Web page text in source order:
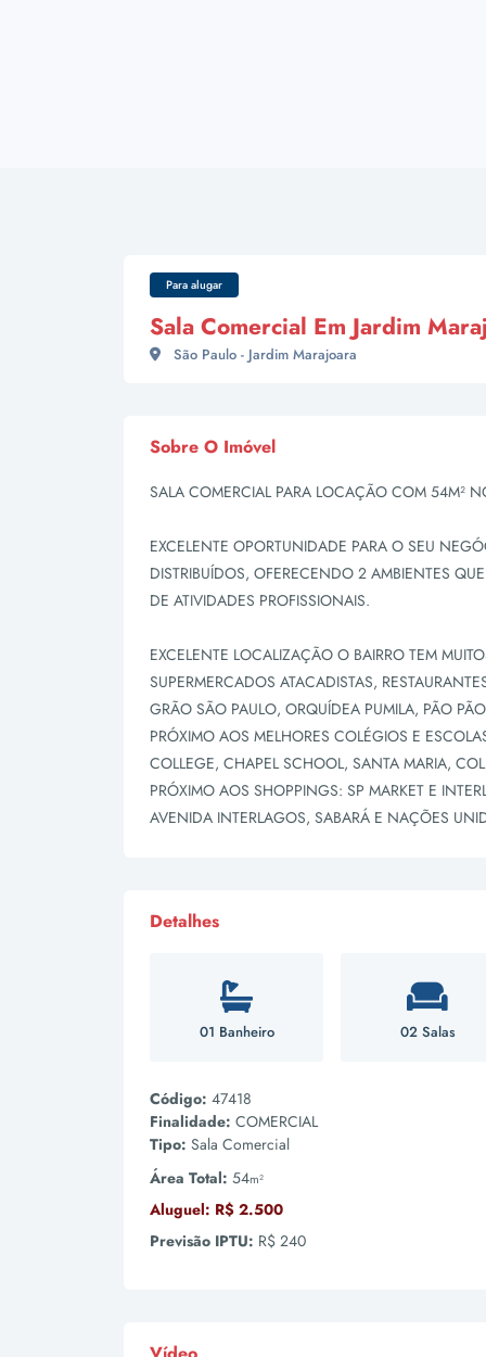
Para alugar
Sala Comercial Em Jardim
São Paulo - Jardim Marajoara
Sobre O Imóvel
SALA COMERCIAL PARA LOCAÇÃO COM 54M²
EXCELENTE OPORTUNIDADE PARA O SEU
DISTRIBUÍDOS, OFERECENDO 2 AMBIENTES
DE ATIVIDADES PROFISSIONAIS.
EXCELENTE LOCALIZAÇÃO O BAIRRO TEM
SUPERMERCADOS ATACADISTAS,
GRÃO SÃO PAULO, ORQUÍDEA PUMILA, PÃO
PRÓXIMO AOS MELHORES COLÉGIOS E
COLLEGE, CHAPEL SCHOOL, SANTA MARIA,
PRÓXIMO AOS SHOPPINGS: SP MARKET E
AVENIDA INTERLAGOS, SABARÁ E NAÇÕES
Detalhes
01 Banheiro 02 Salas
Código: 47418
Finalidade: COMERCIAL
Tipo: Sala Comercial
Área Total: 54m²
Aluguel: R$ 2.500
Previsão IPTU: R$ 240